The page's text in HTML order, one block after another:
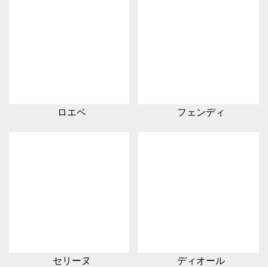
ロエベ フェンディ
セリーヌ ディオール